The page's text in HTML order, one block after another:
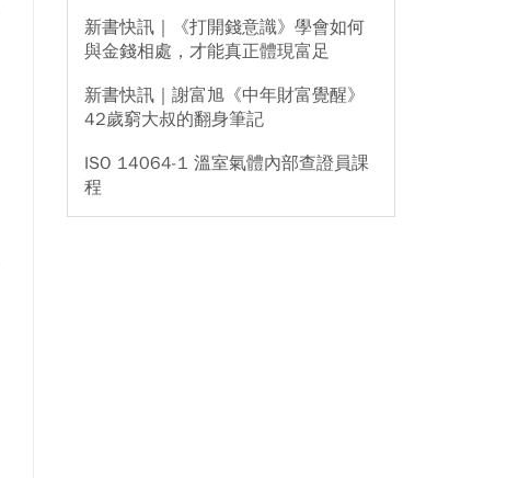
新書快訊｜《打開錢意識》學會如何
與金錢相處，才能真正體現富足
新書快訊｜謝富旭《中年財富覺醒》
42歲窮大叔的翻身筆記
ISO 14064-1 溫室氣體內部查證員課
程